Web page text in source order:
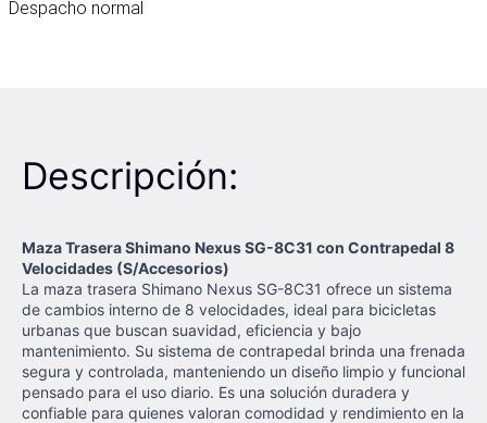
Despacho normal
Descripción:
Maza Trasera Shimano Nexus SG-8C31 con Contrapedal 8
Velocidades (S/Accesorios)
La maza trasera Shimano Nexus SG-8C31 ofrece un sistema
de cambios interno de 8 velocidades, ideal para bicicletas
urbanas que buscan suavidad, eficiencia y bajo
mantenimiento. Su sistema de contrapedal brinda una frenada
segura y controlada, manteniendo un diseño limpio y funcional
pensado para el uso diario. Es una solución duradera y
confiable para quienes valoran comodidad y rendimiento en la